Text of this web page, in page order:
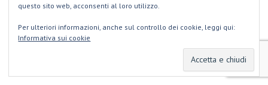
Parracciani Renato Giallombardo
Roberto Gualtieri Rosanna Guadagnino Sara Domenici
Valeria Leopardi Valerio Novelli
questo sito web, acconsenti al loro utilizzo.
Per ulteriori informazioni, anche sul controllo dei cookie, leggi qui:
Informativa sui cookie